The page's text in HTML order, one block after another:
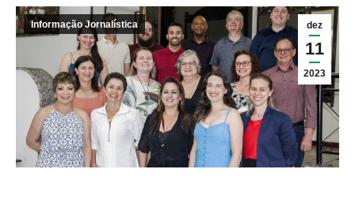
dez
11
2023
Informação Jornalística